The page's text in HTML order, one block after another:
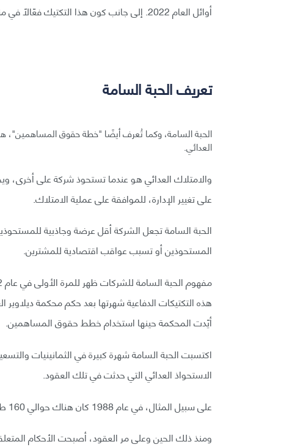
أوائل العام 2022. إلى جانب كون هذا التكتيك فعّالًا في منع الاستحواذ العدائي، فهو أيضًا يسبب الضرر للمستثمرين.
تعريف الحبة السامة
الحبة السامة، وكما تُعرف أيضًا "خطة حقوق المساهمين"،
العدائي.
والامتلاك العدائي هو عندما تستحوذ شركة على أخرى،
على تغيير الإدارة، للموافقة على عملية الامتلاك.
الحبة السامة تجعل الشركة أقل عرضة وجاذبية
المستحوذين أو تسبب عواقب اقتصادية للمشترين.
أيّدت المحكمة حينها استخدام خطط حقوق المساهمين.
اكتسبت الحبة السامة شهرة كبيرة في الثمانينيات
الاستحواذ العدائي التي حدثت في تلك العقود.
على سبيل المثال، في عام 1988 كان هناك حوالي 160 طلبًا غير مرغوب به للاستحواذ على شركات أمريكية.
ومنذ ذلك الحين وعلى مر العقود، أصبحت الأحكام